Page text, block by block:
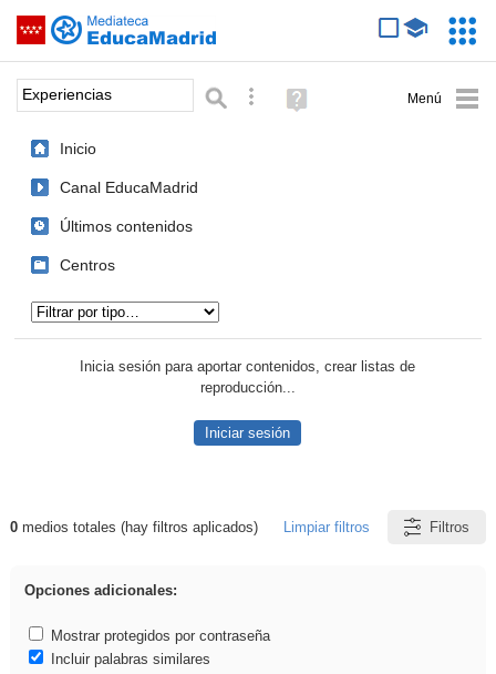
Saltar navegación
Palabra o frase: Búsqueda avanzada
Ayuda
(en
Inicio
Canal EducaMadrid
Últimos contenidos
Centros
Inicia sesión para aportar contenidos, crear listas de
reproducción...
Iniciar sesión
Resultados de: Experiencias
0medios totales (hay filtros aplicados) Limpiar filtros Filtros
Opciones adicionales:
Mostrar protegidos por contraseña
Incluir palabras similares